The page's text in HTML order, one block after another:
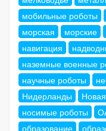
мобильные роботы
морская
морские
навигация
наземные военные
научные роботы
Нидерланды
носимые роботы
образование